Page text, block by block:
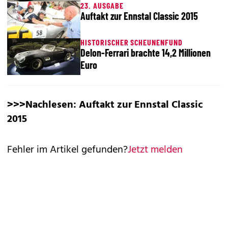
23. AUSGABE
Auftakt zur Ennstal Classic 2015
HISTORISCHER SCHEUNENFUND
Delon-Ferrari brachte 14,2 Millionen
Euro
>>>Nachlesen:Auftakt zur Ennstal Classic
2015
Fehler im Artikel gefunden?Jetzt melden